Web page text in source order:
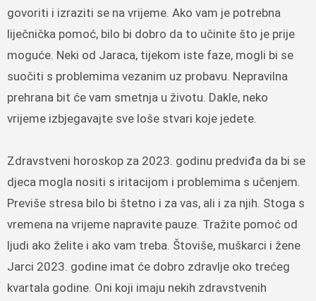
govoriti i izraziti se na vrijeme. Ako vam je potrebna
liječnička pomoć, bilo bi dobro da to učinite što je prije
moguće. Neki od Jaraca, tijekom iste faze, mogli bi se
suočiti s problemima vezanim uz probavu. Nepravilna
prehrana bit će vam smetnja u životu. Dakle, neko
vrijeme izbjegavajte sve loše stvari koje jedete.
Zdravstveni horoskop za 2023. godinu predviđa da bi se
djeca mogla nositi s iritacijom i problemima s učenjem.
Previše stresa bilo bi štetno i za vas, ali i za njih. Stoga s
vremena na vrijeme napravite pauze. Tražite pomoć od
ljudi ako želite i ako vam treba. Štoviše, muškarci i žene
Jarci 2023. godine imat će dobro zdravlje oko trećeg
kvartala godine. Oni koji imaju nekih zdravstvenih